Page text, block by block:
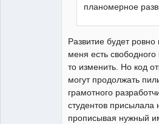
планомерное
Развитие будет ровно
меня есть
то изменить. Но код
могут продолжать
грамотного
студентов присылала
прописывая нужный